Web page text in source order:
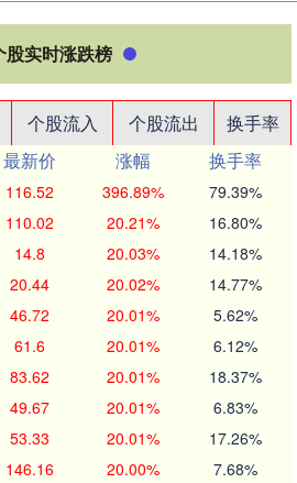
股实时涨跌榜
个股流入 个股流出
换手率
最新价 涨幅
换手率
116.52 396.89% 79.39%
110.02 20.21% 16.80%
14.8 20.03% 14.18%
20.44 20.02% 14.77%
46.72 20.01% 5.62%
61.6 20.01% 6.12%
83.62 20.01% 18.37%
49.67 20.01% 6.83%
53.33 20.01% 17.26%
146.16 20.00% 7.68%